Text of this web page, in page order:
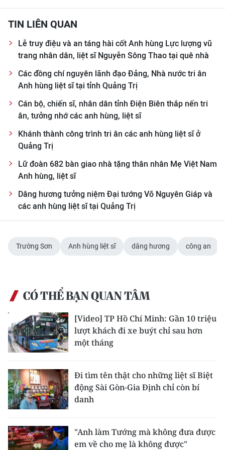
TIN LIÊN QUAN
Lễ truy điệu và an táng hài cốt Anh hùng Lực lượng vũ
trang nhân dân, liệt sĩ Nguyễn Sông Thao tại quê nhà
Các đồng chí nguyên lãnh đạo Đảng, Nhà nước tri ân
Anh hùng liệt sĩ tại tỉnh Quảng Trị
Cán bộ, chiến sĩ, nhân dân tỉnh Điện Biên thắp nến tri
ân, tưởng nhớ các anh hùng, liệt sĩ
Khánh thành công trình tri ân các anh hùng liệt sĩ ở
Quảng Trị
Lữ đoàn 682 bàn giao nhà tặng thân nhân Mẹ Việt Nam
Anh hùng, liệt sĩ
Dâng hương tưởng niệm Đại tướng Võ Nguyên Giáp và
các anh hùng liệt sĩ tại Quảng Trị
Trường Sơn Anh hùng liệt sĩ dâng hương công an
CÓ THỂ BẠN QUAN TÂM
[Video] TP Hồ Chí Minh: Gần 10 triệu
lượt khách đi xe buýt chỉ sau hơn
một tháng
Đi tìm tên thật cho những liệt sĩ Biệt
động Sài Gòn-Gia Định chỉ còn bí
danh
"Anh làm Tướng mà không đưa được
em về cho mẹ là không được"